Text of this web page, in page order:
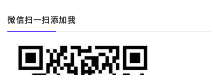
微信扫一扫添加我